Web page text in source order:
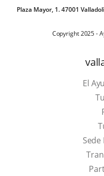
Plaza Mayor, 1. 47001
Copyright 2025 -
El